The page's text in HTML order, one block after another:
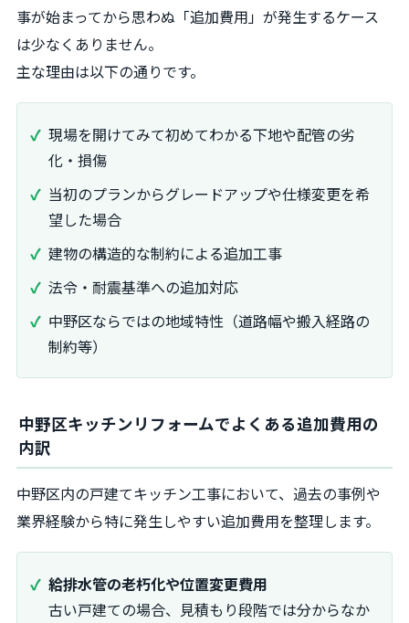
事が始まってから思わぬ「追加費用」が発生するケース
は少なくありません。
主な理由は以下の通りです。
現場を開けてみて初めてわかる下地や配管の劣
化・損傷
当初のプランからグレードアップや仕様変更を希
望した場合
建物の構造的な制約による追加工事
法令・耐震基準への追加対応
中野区ならではの地域特性（道路幅や搬入経路の
制約等）
中野区キッチンリフォームでよくある追加費用の
内訳
中野区内の戸建てキッチン工事において、過去の事例や
業界経験から特に発生しやすい追加費用を整理します。
給排水管の老朽化や位置変更費用
古い戸建ての場合、見積もり段階では分からなか